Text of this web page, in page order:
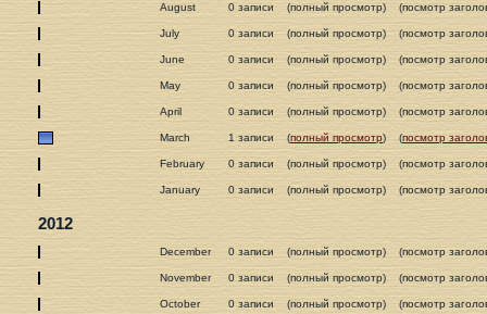
August 0 записи (полный просмотр) (посмотр
July 0 записи (полный просмотр) (посмотр
June 0 записи (полный просмотр) (посмотр
May 0 записи (полный просмотр) (посмотр
April 0 записи (полный просмотр) (посмотр
March 1 записи (полный просмотр) (посмотр
February 0 записи (полный просмотр) (посмотр
January 0 записи (полный просмотр) (посмотр
2012
December 0 записи (полный просмотр) (посмотр
November 0 записи (полный просмотр) (посмотр
October 0 записи (полный просмотр) (посмотр